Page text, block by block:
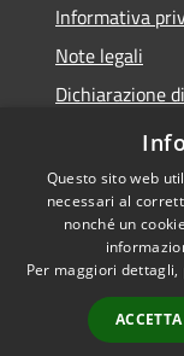
Informativa
Note legali
Dichiarazione
Obiettivi di
Accessibilità
Questo sito web
necessari al
nonché un
Per maggiori dettagli,